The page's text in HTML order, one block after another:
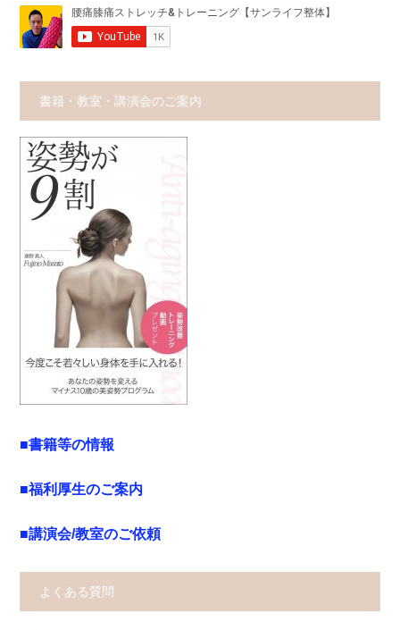
書籍・教室・講演会のご案内
■書籍等の情報
■福利厚生のご案内
■講演会/教室のご依頼
よくある質問